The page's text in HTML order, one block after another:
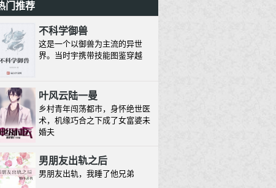
门推荐
不科学御兽
这是一个以御兽为主流的异世
界。当时宇携带技能图鉴穿越
叶风云陆一曼
乡村青年闯荡都市，身怀绝世医
术，机缘巧合之下成了女富婆未
婚夫
男朋友出轨之后
男朋友出轨，我睡了他兄弟